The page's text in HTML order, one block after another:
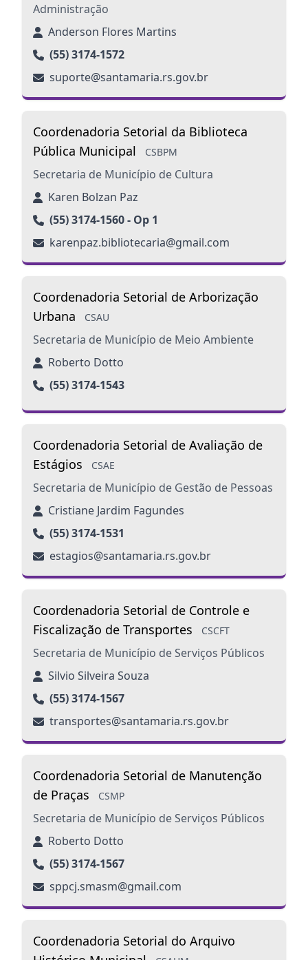
Administração
Anderson Flores Martins
(55) 3174-1572
suporte@santamaria.rs.gov.br
Coordenadoria Setorial da Biblioteca
Pública Municipal
CSBPM
Secretaria de Município de Cultura
Karen Bolzan Paz
(55) 3174-1560 - Op 1
karenpaz.bibliotecaria@gmail.com
Coordenadoria Setorial de Arborização
Urbana
CSAU
Secretaria de Município de Meio Ambiente
Roberto Dotto
(55) 3174-1543
Coordenadoria Setorial de Avaliação de
Estágios
CSAE
Secretaria de Município de Gestão de Pessoas
Cristiane Jardim Fagundes
(55) 3174-1531
estagios@santamaria.rs.gov.br
Coordenadoria Setorial de Controle e
Fiscalização de Transportes
CSCFT
Secretaria de Município de Serviços Públicos
Silvio Silveira Souza
(55) 3174-1567
transportes@santamaria.rs.gov.br
Coordenadoria Setorial de Manutenção
de Praças
CSMP
Secretaria de Município de Serviços Públicos
Roberto Dotto
(55) 3174-1567
sppcj.smasm@gmail.com
Coordenadoria Setorial do Arquivo